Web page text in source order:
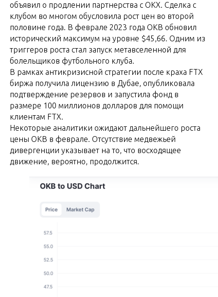
объявил о продлении партнерства с OKX. Сделка с
клубом во многом обусловила рост цен во второй
половине года. В феврале 2023 года OKB обновил
исторический максимум на уровне $45,66. Одним из
триггеров роста стал запуск метавселенной для
болельщиков футбольного клуба.
В рамках антикризисной стратегии после краха FTX
биржа получила лицензию в Дубае, опубликовала
подтверждение резервов и запустила фонд в
размере 100 миллионов долларов для помощи
клиентам FTX.
Некоторые аналитики ожидают дальнейшего роста
цены OKB в феврале. Отсутствие медвежьей
дивергенции указывает на то, что восходящее
движение, вероятно, продолжится.